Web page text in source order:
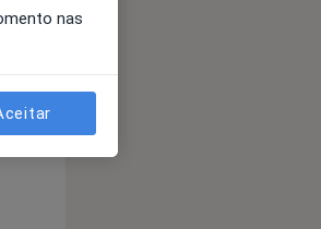
Segunda-feira Ter,
11 Ago
nas